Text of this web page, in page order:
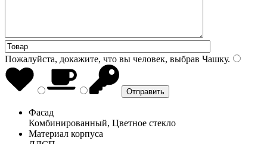
Пожалуйста, докажите, что вы человек, выбрав Чашку.
Фасад
Комбинированный, Цветное стекло
Материал корпуса